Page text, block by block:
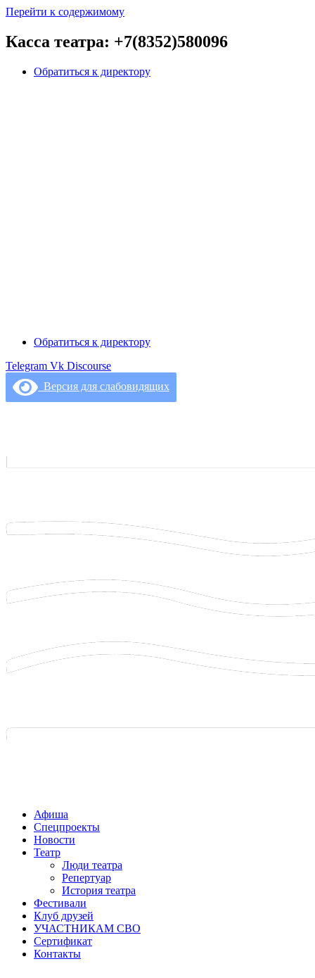
Перейти к содержимому
Касса театра: +7(8352)580096
Обратиться к директору
Обратиться к директору
Telegram Vk Discourse
Версия для слабовидящих
Афиша
Спецпроекты
Новости
Театр
Люди театра
Репертуар
История театра
Фестивали
Клуб друзей
УЧАСТНИКАМ СВО
Сертификат
Контакты